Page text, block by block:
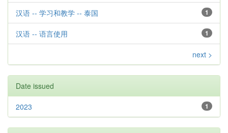
1
汉语 -- 学习和教学 -- 泰国
1
汉语 -- 语言使用
next >
Date issued
1
2023